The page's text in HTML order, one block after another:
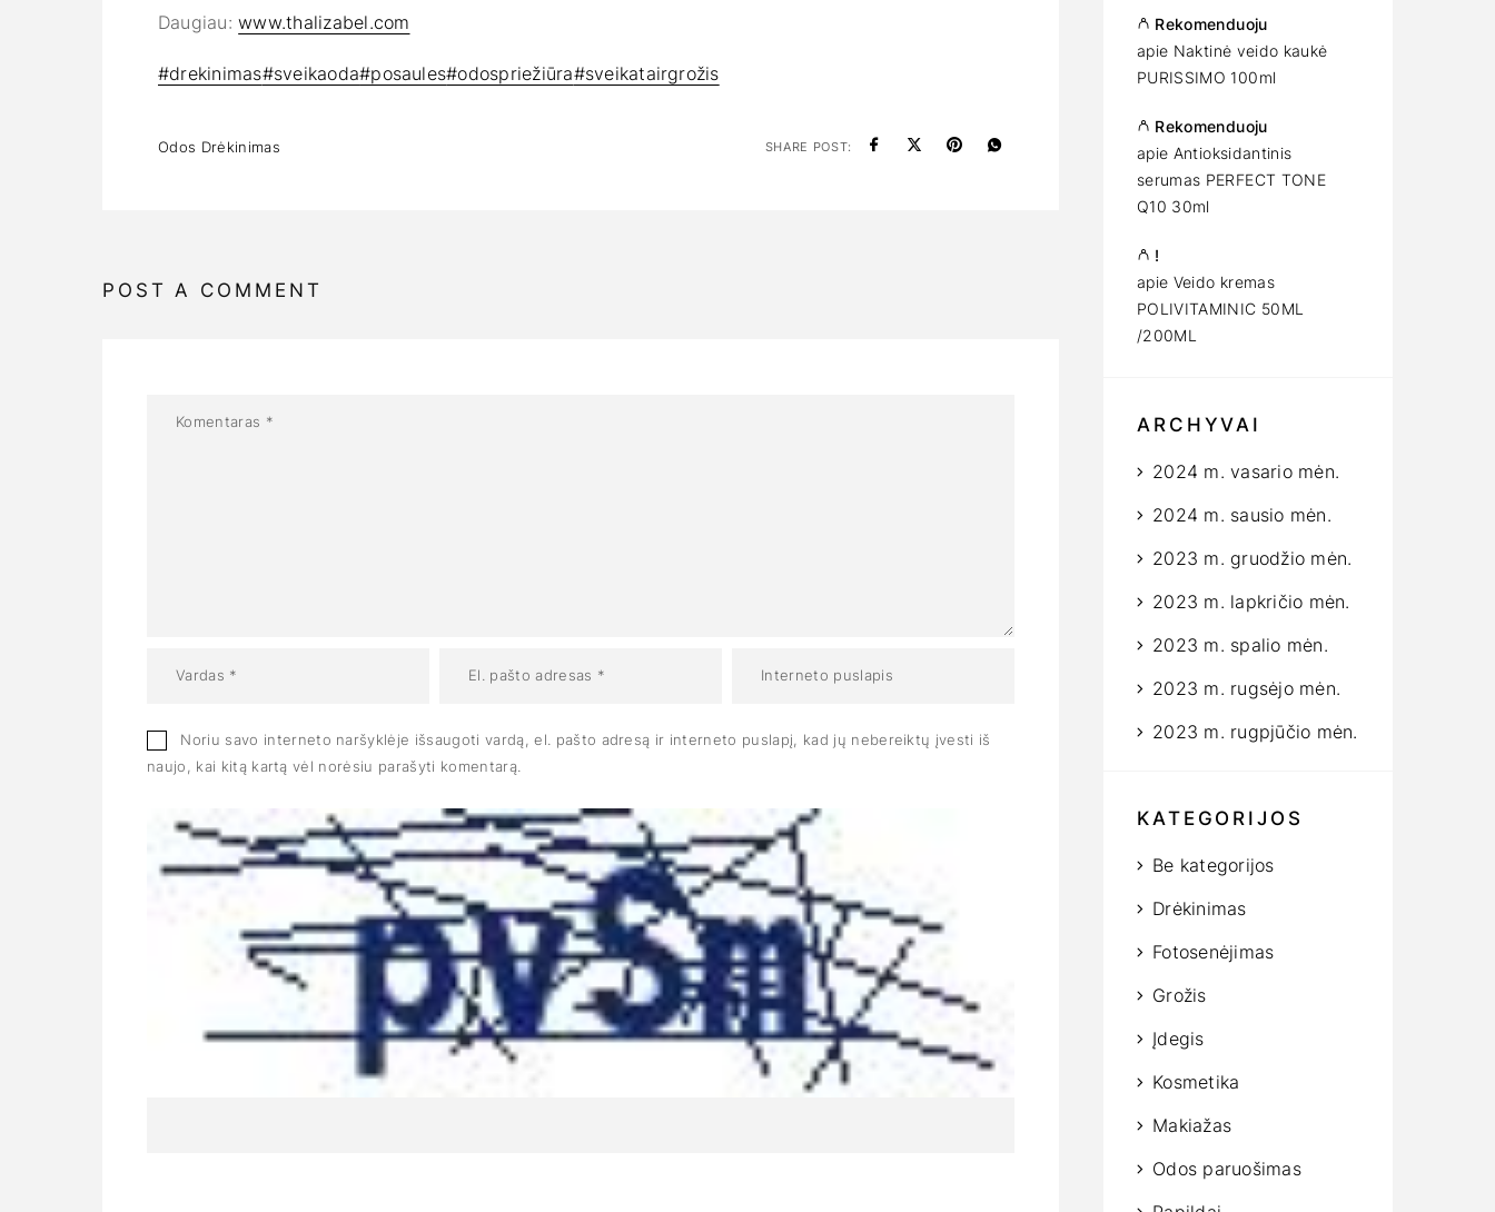
Daugiau:www.thalizabel.com
#drekinimas#sveikaoda#posaules#odospriežiūra#sveikatairgrožis
Odos Drėkinimas SHARE POST:
POST A COMMENT
Noriu savo interneto naršyklėje išsaugoti vardą, el. pašto adresą ir interneto puslapį, kad jų nebereiktų įvesti iš
naujo, kai kitą kartą vėl norėsiu parašyti komentarą.
Rekomenduoju
apie Naktinė veido kaukė
PURISSIMO 100ml
Rekomenduoju
apie Antioksidantinis
serumas PERFECT TONE
Q10 30ml
!
apie Veido kremas
POLIVITAMINIC 50ML
/200ML
ARCHYVAI
2024 m. vasario mėn.
2024 m. sausio mėn.
2023 m. gruodžio mėn.
2023 m. lapkričio mėn.
2023 m. spalio mėn.
2023 m. rugsėjo mėn.
2023 m. rugpjūčio mėn.
KATEGORIJOS
Be kategorijos
Drėkinimas
Fotosenėjimas
Grožis
Įdegis
Kosmetika
Makiažas
Odos paruošimas